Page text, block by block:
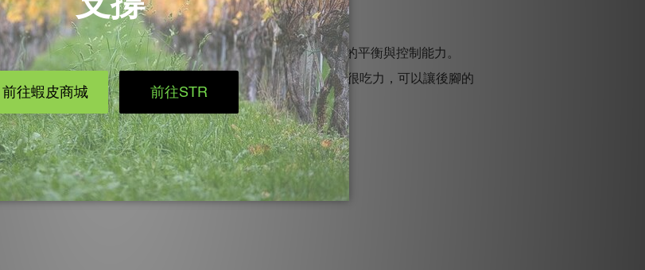
的動作，讓身體達到更好的熱身效果。此外還可刺激到身體的平衡與控制能力。
。完成跨步後彎曲兩膝至90度角並做下蹲的動作，如果動作很吃力，可以讓後腳的
定要確實暖身喔!